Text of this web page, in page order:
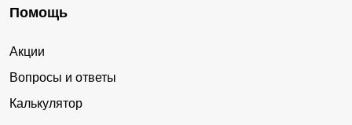
Помощь
Акции
Вопросы и ответы
Калькулятор